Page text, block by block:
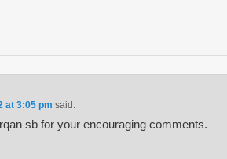
at 3:05 pm said:
sb for your encouraging comments.